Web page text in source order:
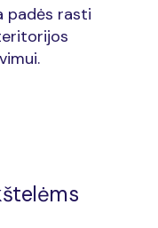
padės rasti